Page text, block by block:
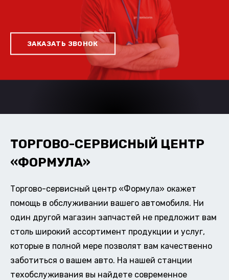
ЗАКАЗАТЬ ЗВОНОК
ТОРГОВО-СЕРВИСНЫЙ ЦЕНТР
«ФОРМУЛА»
Торгово-сервисный центр «Формула» окажет
помощь в обслуживании вашего автомобиля. Ни
один другой магазин запчастей не предложит вам
столь широкий ассортимент продукции и услуг,
которые в полной мере позволят вам качественно
заботиться о вашем авто. На нашей станции
техобслуживания вы найдете современное